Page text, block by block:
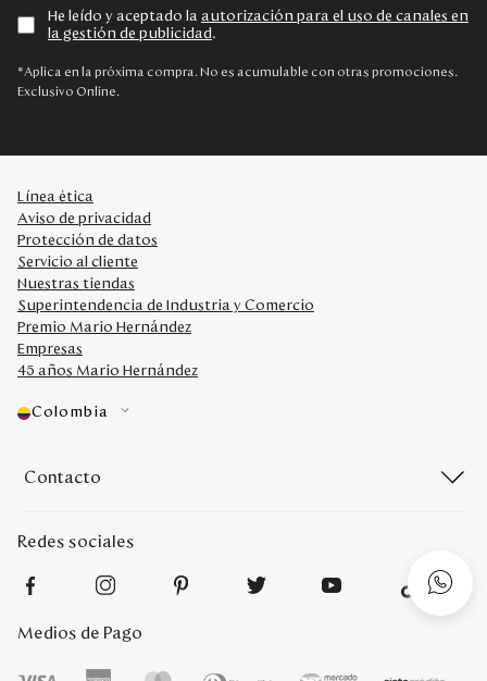
He leído y aceptado la autorización para el uso de canales en
la gestión de publicidad .
*Aplica en la próxima compra. No es acumulable con otras promociones.
Exclusivo Online.
Línea ética
Aviso de privacidad
Protección de datos
Servicio al cliente
Nuestras tiendas
Superintendencia de Industria y Comercio
Premio Mario Hernández
Empresas
45 años Mario Hernández
Colombia
Contacto
Redes sociales
Medios de Pago